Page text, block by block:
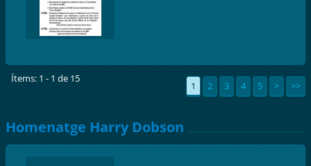
Ítems: 1 - 1 de 15
1 2 3 4 5 > >>
Homenatge Harry Dobson